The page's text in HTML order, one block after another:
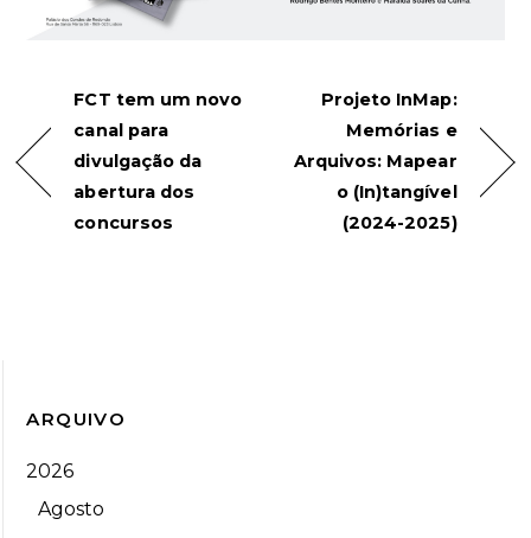
FCT tem um novo
canal para
divulgação da
abertura dos
concursos
Projeto InMap:
Memórias e
Arquivos: Mapear
o (In)tangível
(2024-2025)
ARQUIVO
2026
Agosto